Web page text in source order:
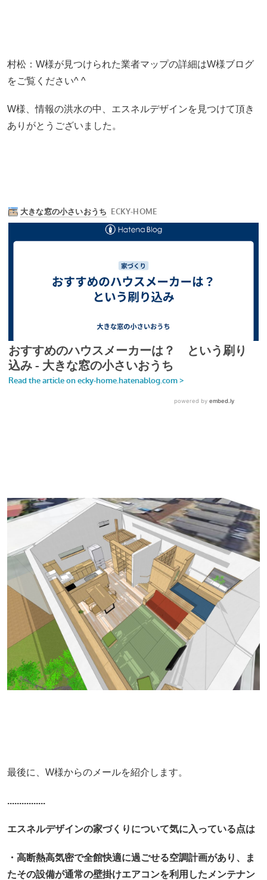
村松：W様が見つけられた業者マップの詳細はW様ブログ
をご覧ください^ ^
W様、情報の洪水の中、エスネルデザインを見つけて頂き
ありがとうございました。
最後に、W様からのメールを紹介します。
................
エスネルデザインの家づくりについて気に入っている点は
・高断熱高気密で全館快適に過ごせる空調計画があり、ま
たその設備が通常の壁掛けエアコンを利用したメンテナン